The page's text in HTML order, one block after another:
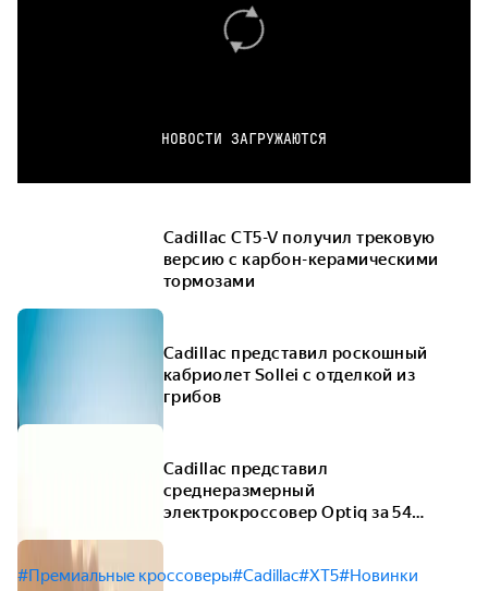
НОВОСТИ ЗАГРУЖАЮТСЯ
Cadillac CT5-V получил трековую
версию с карбон-керамическими
тормозами
Cadillac представил роскошный
кабриолет Sollei с отделкой из
грибов
Cadillac представил
среднеразмерный
электрокроссовер Optiq за 54
#Премиальные кроссоверы#Cadillac#XT5#Новинки